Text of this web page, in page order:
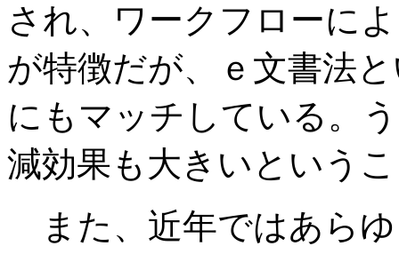
され、ワークフローに
が特徴だが、ｅ文書法
にもマッチしている。
減効果も大きいという
また、近年ではあら